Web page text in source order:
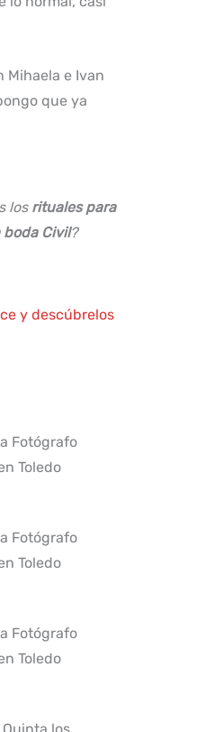
Mihaela e Ivan
que ya
los rituales para
Civil?
y descúbrelos